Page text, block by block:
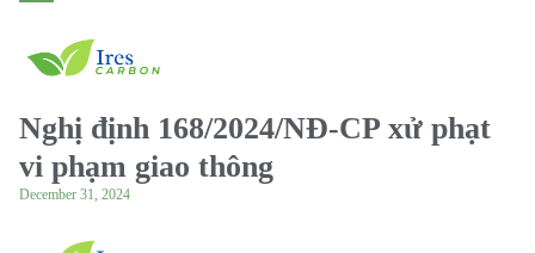
Nghị định 168/2024/NĐ-CP xử phạt
vi phạm giao thông
December 31, 2024